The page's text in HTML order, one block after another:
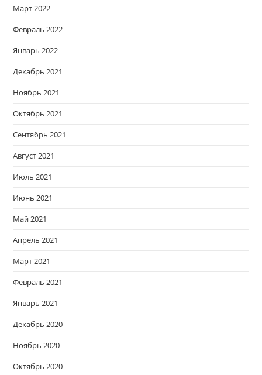
Март 2022
Февраль 2022
Январь 2022
Декабрь 2021
Ноябрь 2021
Октябрь 2021
Сентябрь 2021
Август 2021
Июль 2021
Июнь 2021
Май 2021
Апрель 2021
Март 2021
Февраль 2021
Январь 2021
Декабрь 2020
Ноябрь 2020
Октябрь 2020